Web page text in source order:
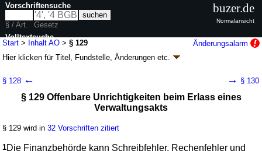
Start > Inhalt AO >§ 129
Änderungsalarm
Hier klicken fürTitel, Fundstelle, Änderungen etc.
durchArtikel 15Abs. 6 G. v. 03.07.2026BGBl. 2026 I Nr. 199
Geltung ab 01.01.1977; FNA: 610-1-3Allgemeines Steuerrecht
Zweiter Abschnitt Verwaltungsakte
§ 128 ← → § 130
§ 129 Offenbare Unrichtigkeiten beim Erlass eines
Verwaltungsakts
§ 129 wird in32 Vorschriften zitiert
1Die Finanzbehörde kann Schreibfehler, Rechenfehler und
Vorschriftensuche
§ / Art.
Gesetz
Volltextsuche
nur in AO
buzer.de
Normalansicht